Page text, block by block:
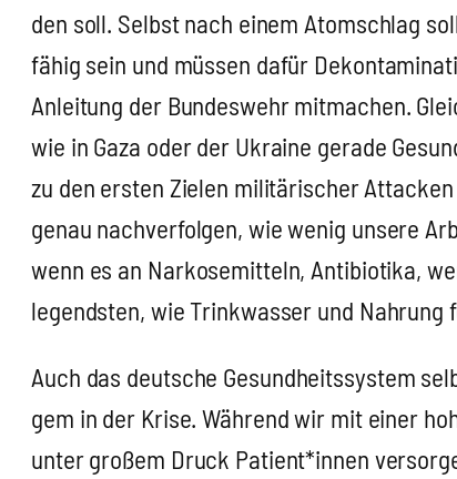
den soll. Selbst nach einem Atom­schlag
fä­hig sein und müs­sen dafür
Anlei­tung der Bun­des­wehr mit­ma­chen.
wie in Gaza oder der Ukrai­ne gera­de
zu den ers­ten Zie­len mili­tä­ri­scher
genau nach­ver­fol­gen, wie wenig unse­re
wenn es an Nar­ko­se­mit­teln, Anti­bio­ti­ka,
le­gends­ten, wie Trink­was­ser und Nah­rung
Auch das deut­sche Gesund­heits­sys­tem
gem in der Kri­se. Wäh­rend wir mit einer
unter gro­ßem Druck Patient*innen